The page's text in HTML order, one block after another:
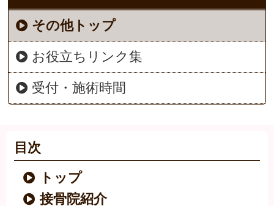
その他トップ
お役立ちリンク集
受付・施術時間
目次
トップ
接骨院紹介